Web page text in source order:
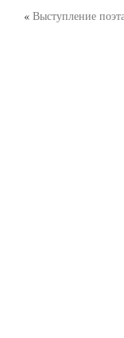
« Выступление